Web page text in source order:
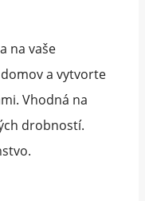
na vaše
a vytvorte
Vhodná na
drobností.